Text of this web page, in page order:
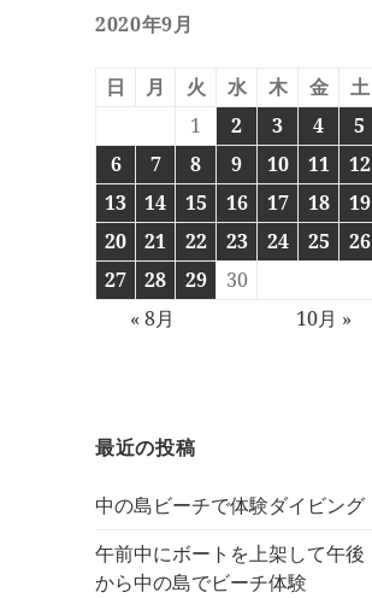
2020年9月
日 月 火 水 木 金
土
1
2 3 4
5
6
7 8 9 10 11
12
13
14 15 16 17 18
19
20
21 22 23 24 25
26
27
28 29
30
« 8月
10月 »
最近の投稿
中の島ビーチで体験ダイビング
午前中にボートを上架して午後
から中の島でビーチ体験